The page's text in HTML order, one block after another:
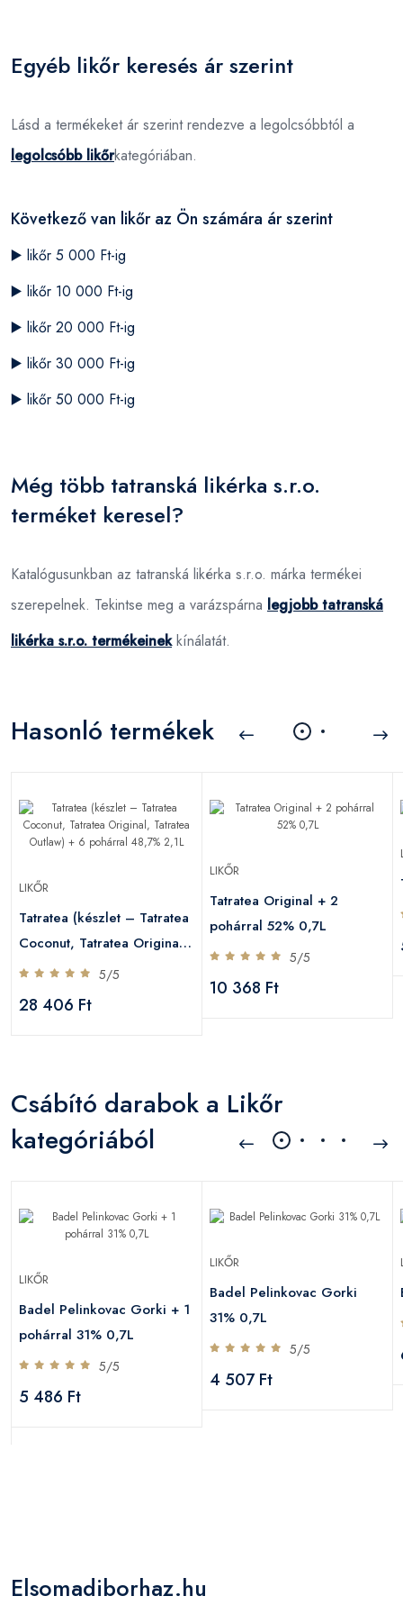
Egyéb likőr keresés ár szerint
Lásd a termékeket ár szerint rendezve a legolcsóbbtól a
legolcsóbb likőrkategóriában.
Következő van likőr az Ön számára ár szerint
▶️ likőr 5 000 Ft-ig
▶️ likőr 10 000 Ft-ig
▶️ likőr 20 000 Ft-ig
▶️ likőr 30 000 Ft-ig
▶️ likőr 50 000 Ft-ig
Még több tatranská likérka s.r.o.
terméket keresel?
Katalógusunkban az tatranská likérka s.r.o. márka termékei
szerepelnek. Tekintse meg a varázspárna legjobb tatranská
likérka s.r.o. termékeinekkínálatát.
Hasonló termékek
LIKŐR
Tatratea (készlet – Tatratea
Coconut, Tatratea Original,
Tatratea Outlaw) + 6
5/5
28 406 Ft
LIKŐR
Tatratea Original + 2
pohárral 52% 0,7L
5/5
10 368 Ft
Csábító darabok a Likőr
kategóriából
LIKŐR
Badel Pelinkovac Gorki + 1
pohárral 31% 0,7L
5/5
5 486 Ft
LIKŐR
Badel Pelinkovac Gorki
31% 0,7L
5/5
4 507 Ft
Elsomadiborhaz.hu